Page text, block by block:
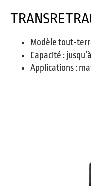
Modèle tout-
Capacité :
Applications :